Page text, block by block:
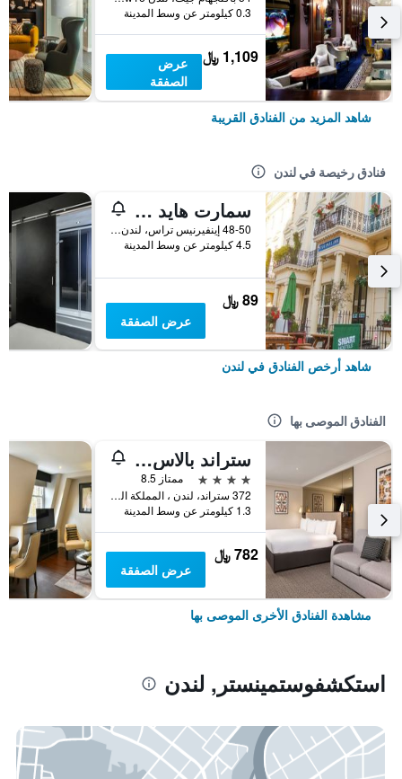
0.3 كيلومتر عن وسط المدينة
1,109 ﷼
عرض
الصفقة
شاهد المزيد من الفنادق القريبة
فنادق رخيصة في لندن
سمارت هايد بارك إن هوستل
48-50 إينفيرنيس تراس، لندن ، المملكة المتحدة, لندن, المملكة المتحدة
4.5 كيلومتر عن وسط المدينة
89 ﷼
عرض الصفقة
شاهد أرخص الفنادق في لندن
الفنادق الموصى بها
ستراند بالاس هوتل
4 نجوم
ممتاز 8.5
372 ستراند، لندن ، المملكة المتحدة, لندن, المملكة المتحدة
1.3 كيلومتر عن وسط المدينة
782 ﷼
عرض الصفقة
مشاهدة الفنادق الأخرى الموصى بها
استكشفوستمينستر, لندن